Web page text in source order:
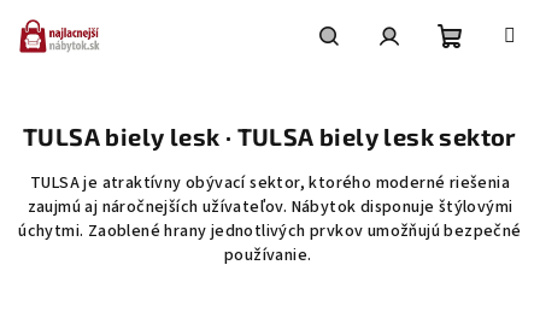
obsah
košík
TULSA biely lesk · TULSA biely lesk sektor
TULSA je atraktívny obývací sektor, ktorého moderné riešenia
zaujmú aj náročnejších užívateľov. Nábytok disponuje štýlovými
úchytmi. Zaoblené hrany jednotlivých prvkov umožňujú bezpečné
používanie.